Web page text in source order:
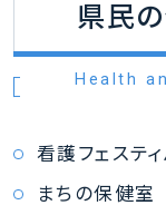
県民
Health
看護フェステ
まちの保健室